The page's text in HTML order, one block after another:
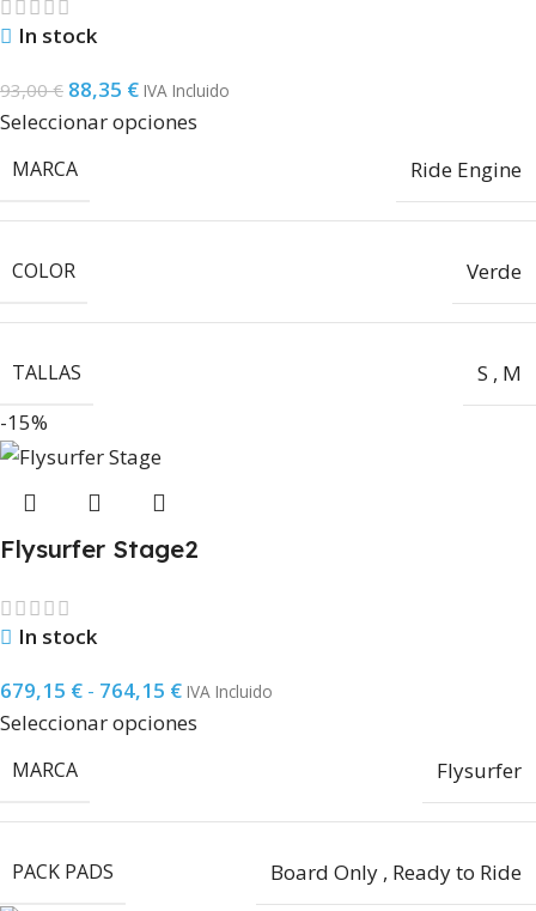
In stock
93,00€ 88,35 € IVA Incluido
Seleccionar opciones
MARCA Ride Engine
COLOR Verde
TALLAS S , M
-15%
Flysurfer Stage2
In stock
679,15 € - 764,15 € IVA Incluido
Seleccionar opciones
MARCA Flysurfer
PACK PADS Board Only , Ready to Ride